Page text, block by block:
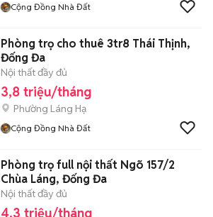
Cộng Đồng Nhà Đất
Phòng trọ cho thuê 3tr8 Thái Thịnh,
Đống Đa
Nội thất đầy đủ
3,8 triệu/tháng
Phường Láng Hạ
Cộng Đồng Nhà Đất
Phòng trọ full nội thất Ngõ 157/2
Chùa Láng, Đống Đa
Nội thất đầy đủ
4,3 triệu/tháng